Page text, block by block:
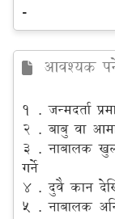
-
आवश्यक
1 . जन्मदर्ता
2 . बाबु वा
3 . नाबालक
गर्ने
4 . दुवै कान
5 . नाबालक